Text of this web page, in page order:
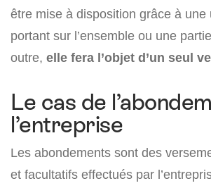
être mise à disposition grâce à une
portant sur l’ensemble ou une
outre, elle fera l’objet d’un seul
Le cas de
l’entreprise
Les abondements sont des
et facultatifs effectués par